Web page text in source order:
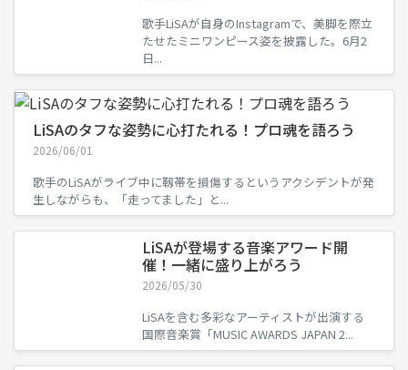
歌手LiSAが自身のInstagramで、美脚を際立
たせたミニワンピース姿を披露した。6月2
日...
LiSAのタフな姿勢に心打たれる！プロ魂を語ろう
2026/06/01
歌手のLiSAがライブ中に靱帯を損傷するというアクシデントが発
生しながらも、「走ってました」と...
LiSAが登場する音楽アワード開
催！一緒に盛り上がろう
2026/05/30
LiSAを含む多彩なアーティストが出演する
国際音楽賞「MUSIC AWARDS JAPAN 2...